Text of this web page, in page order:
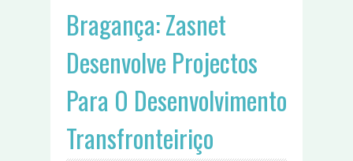
Bragança: Zasnet
Desenvolve Projectos
Para O Desenvolvimento
Transfronteiriço